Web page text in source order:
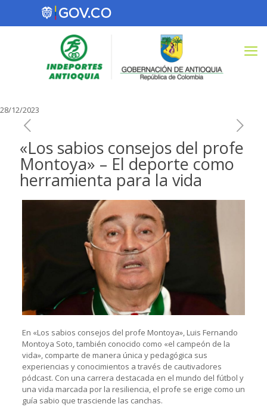
28/12/2023
«Los sabios consejos del profe
Montoya» – El deporte como
herramienta para la vida
En «Los sabios consejos del profe Montoya», Luis Fernando
Montoya Soto, también conocido como «el campeón de la
vida», comparte de manera única y pedagógica sus
experiencias y conocimientos a través de cautivadores
pódcast. Con una carrera destacada en el mundo del fútbol y
una vida marcada por la resiliencia, el profe se erige como un
guía sabio que trasciende las canchas.